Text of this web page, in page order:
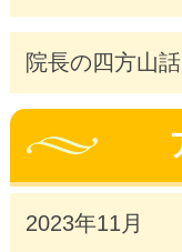
院長の四方山話
2023年11月